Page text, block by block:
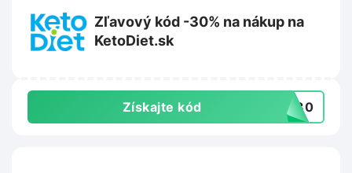
Zľavový kód -30% na nákup na
KetoDiet.sk
Získajte kód KD30